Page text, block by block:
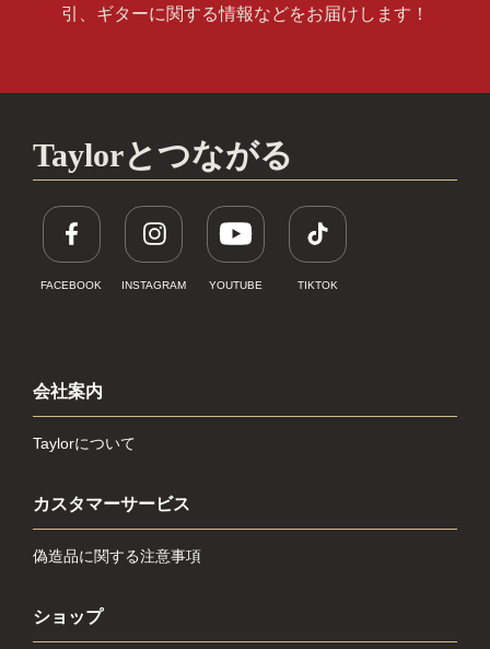
引、ギターに関する情報などをお届けします！
Taylorとつながる
FACEBOOK INSTAGRAM YOUTUBE TIKTOK
会社案内
Taylorについて
カスタマーサービス
偽造品に関する注意事項
ショップ